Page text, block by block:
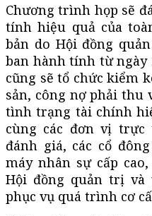
Chương trình họp sẽ
tính hiệu quả của
bản do Hội đồng
ban hành tính từ ngày
cũng sẽ tổ chức kiểm
sản, công nợ phải thu
tình trạng tài chính
cùng các đơn vị trực
đánh giá, các cổ
máy nhân sự cấp
Hội đồng quản trị và
phục vụ quá trình cơ